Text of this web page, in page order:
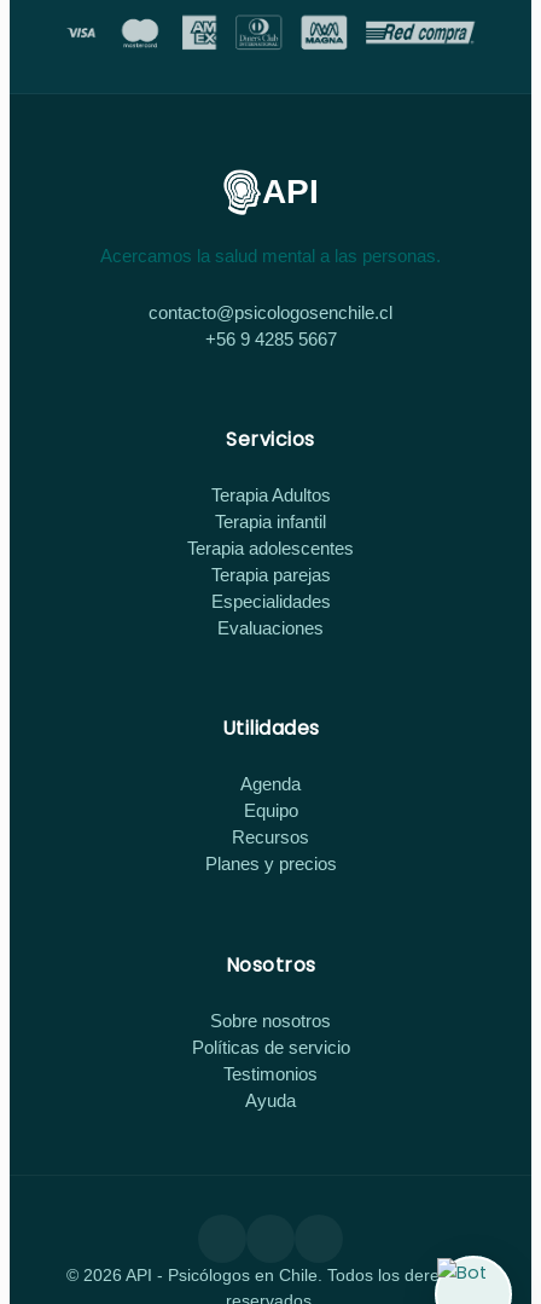
API
Acercamos la salud mental a las personas.
contacto@psicologosenchile.cl
+56 9 4285 5667
Servicios
Terapia Adultos
Terapia infantil
Terapia adolescentes
Terapia parejas
Especialidades
Evaluaciones
Utilidades
Agenda
Equipo
Recursos
Planes y precios
Nosotros
Sobre nosotros
Políticas de servicio
Testimonios
Ayuda
© 2026 API - Psicólogos en Chile. Todos los derechos
reservados.